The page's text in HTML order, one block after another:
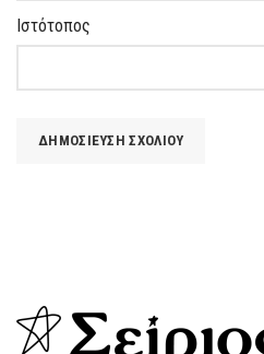
Ιστότοπος